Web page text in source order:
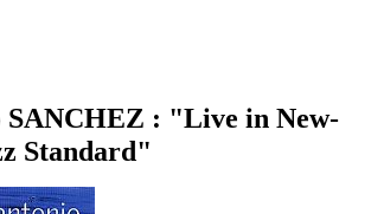
SANCHEZ : "Live in New-
Standard"